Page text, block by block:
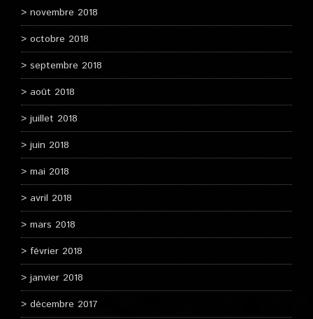
novembre 2018
octobre 2018
septembre 2018
août 2018
juillet 2018
juin 2018
mai 2018
avril 2018
mars 2018
février 2018
janvier 2018
décembre 2017